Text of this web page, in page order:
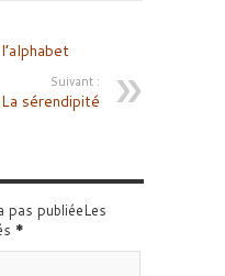
Suivant :
La sérendipité
pas publiéeLes
*